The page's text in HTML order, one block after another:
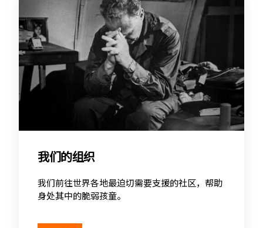
我们的组织
我们前往世界各地最迫切需要支援的社区，帮助
身处其中的脆弱孩童。